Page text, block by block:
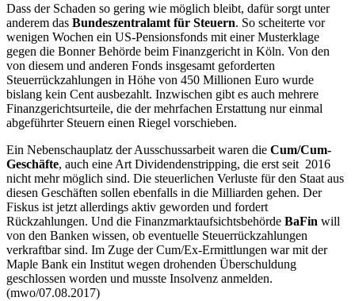
Dass der Schaden so gering wie möglich bleibt, dafür sorgt unter
anderem das Bundeszentralamt für Steuern. So scheiterte vor
wenigen Wochen ein US-Pensionsfonds mit einer Musterklage
gegen die Bonner Behörde beim Finanzgericht in Köln. Von den
von diesem und anderen Fonds insgesamt geforderten
Steuerrückzahlungen in Höhe von 450 Millionen Euro wurde
bislang kein Cent ausbezahlt. Inzwischen gibt es auch mehrere
Finanzgerichtsurteile, die der mehrfachen Erstattung nur einmal
abgeführter Steuern einen Riegel vorschieben.
Ein Nebenschauplatz der Ausschussarbeit waren die Cum/Cum-
Geschäfte, auch eine Art Dividendenstripping, die erst seit 2016
nicht mehr möglich sind. Die steuerlichen Verluste für den Staat aus
diesen Geschäften sollen ebenfalls in die Milliarden gehen. Der
Fiskus ist jetzt allerdings aktiv geworden und fordert
Rückzahlungen. Und die Finanzmarktaufsichtsbehörde BaFin will
von den Banken wissen, ob eventuelle Steuerrückzahlungen
verkraftbar sind. Im Zuge der Cum/Ex-Ermittlungen war mit der
Maple Bank ein Institut wegen drohenden Überschuldung
geschlossen worden und musste Insolvenz anmelden.
(mwo/07.08.2017)